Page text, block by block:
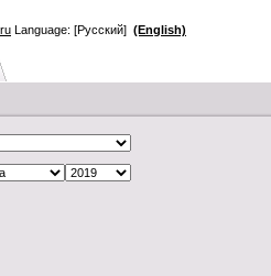
Language: [Русский] (English)